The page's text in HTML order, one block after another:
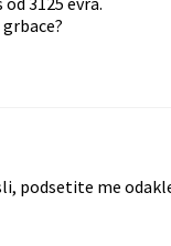
podsetite me